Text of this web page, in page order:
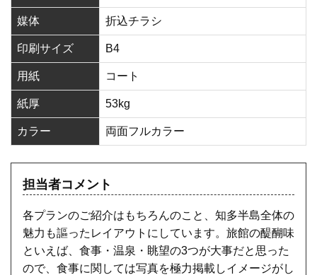
媒体 折込チラシ
印刷サイズ B4
用紙 コート
紙厚 53kg
カラー 両面フルカラー
担当者コメント
各プランのご紹介はもちろんのこと、知多半島全体の
魅力も謳ったレイアウトにしています。旅館の醍醐味
といえば、食事・温泉・眺望の3つが大事だと思った
ので、食事に関しては写真を極力掲載しイメージがし